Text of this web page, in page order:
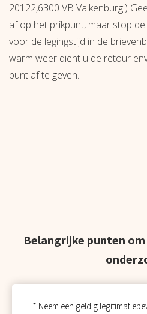
20122,6300 VB Valkenburg.)
af op het prikpunt, maar stop
voor de legingstijd in de
warm weer dient u de retour
punt af te geven.
Belangrijke punten
* Neem een geldig